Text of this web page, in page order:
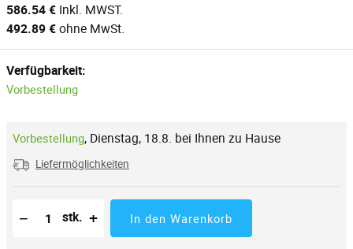
586.54 € Inkl. MWST.
492.89 €ohne MwSt.
Verfügbarkeit:
Vorbestellung
Vorbestellung, Dienstag, 18.8. bei Ihnen zu Hause
Liefermöglichkeiten
−
Reduzierung der Menge
Anzahl der Stücke
stk. + In den Warenkorb